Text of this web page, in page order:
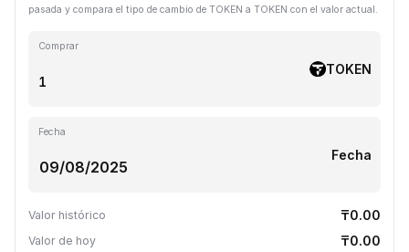
pasada y compara el tipo de cambio de TOKEN a TOKEN con el valor actual.
Comprar
TOKEN
Fecha
Fecha
Valor histórico ₸0.00
Valor de hoy ₸0.00